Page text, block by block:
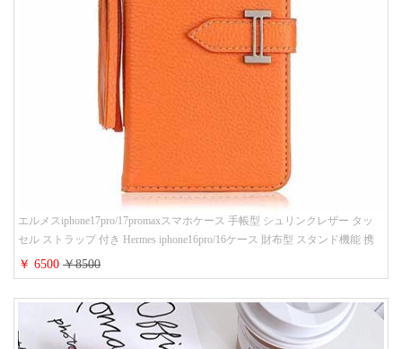
エルメスiphone17pro/17promaxスマホケース 手帳型 シュリンクレザー タッ
セル ストラップ 付き Hermes iphone16pro/16ケース 財布型 スタンド機能 携
帯カバー ハイ ブランド アイフォーン15/14/13ケース 手帳 レディース 人気
￥ 6500￥8500